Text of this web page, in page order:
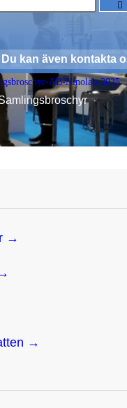
Du kan även kontakta
→
→